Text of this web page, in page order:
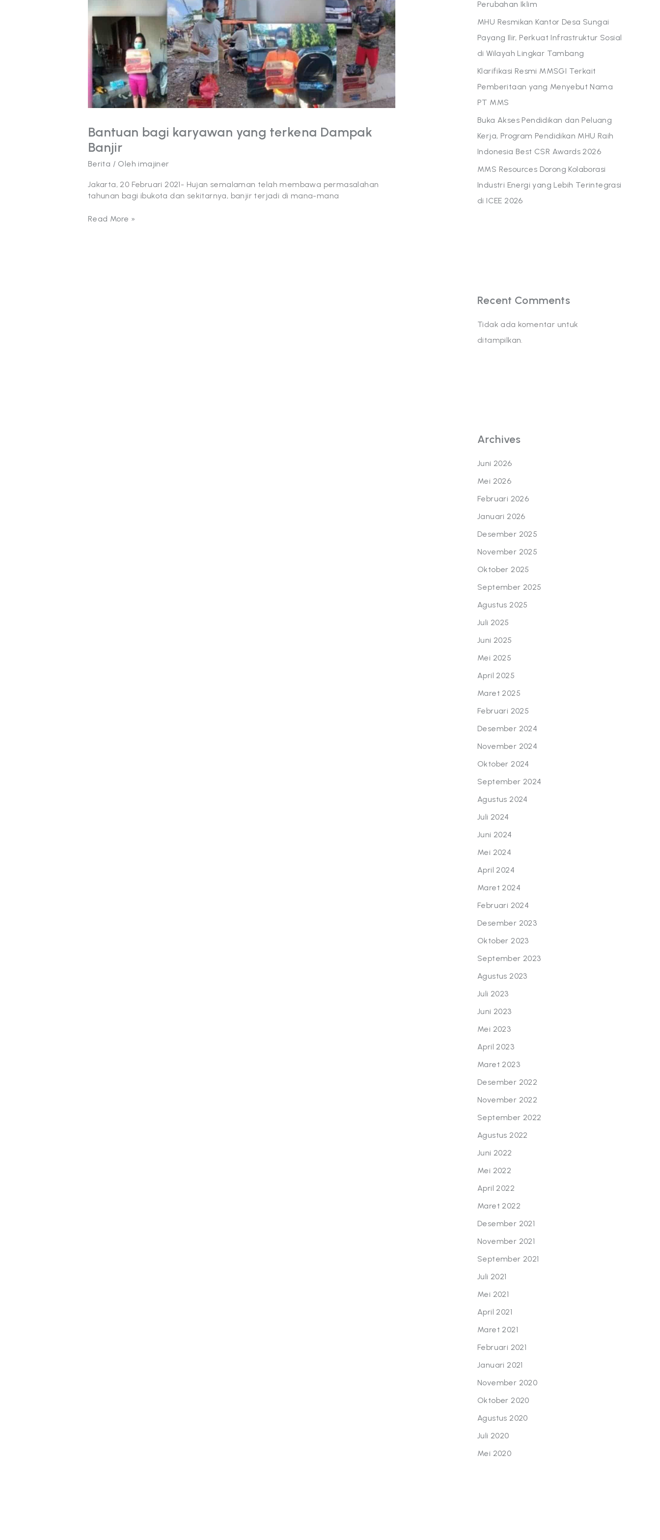
Bantuan bagi karyawan yang terkena Dampak
Banjir
Berita / Oleh imajiner
Jakarta, 20 Februari 2021- Hujan semalaman telah membawa permasalahan
tahunan bagi ibukota dan sekitarnya, banjir terjadi di mana-mana
Dampak
Banjir
Read More »
Perubahan Iklim
MHU Resmikan Kantor Desa Sungai
Payang Ilir, Perkuat Infrastruktur Sosial
di Wilayah Lingkar Tambang
Klarifikasi Resmi MMSGI Terkait
Pemberitaan yang Menyebut Nama
PT MMS
Buka Akses Pendidikan dan Peluang
Kerja, Program Pendidikan MHU Raih
Indonesia Best CSR Awards 2026
MMS Resources Dorong Kolaborasi
Industri Energi yang Lebih Terintegrasi
di ICEE 2026
Recent Comments
Tidak ada komentar untuk
ditampilkan.
Archives
Juni 2026
Mei 2026
Februari 2026
Januari 2026
Desember 2025
November 2025
Oktober 2025
September 2025
Agustus 2025
Juli 2025
Juni 2025
Mei 2025
April 2025
Maret 2025
Februari 2025
Desember 2024
November 2024
Oktober 2024
September 2024
Agustus 2024
Juli 2024
Juni 2024
Mei 2024
April 2024
Maret 2024
Februari 2024
Desember 2023
Oktober 2023
September 2023
Agustus 2023
Juli 2023
Juni 2023
Mei 2023
April 2023
Maret 2023
Desember 2022
November 2022
September 2022
Agustus 2022
Juni 2022
Mei 2022
April 2022
Maret 2022
Desember 2021
November 2021
September 2021
Juli 2021
Mei 2021
April 2021
Maret 2021
Februari 2021
Januari 2021
November 2020
Oktober 2020
Agustus 2020
Juli 2020
Mei 2020